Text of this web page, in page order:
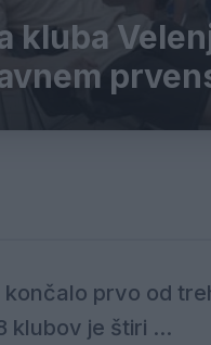
kluba
končalo prvo od
klubov je štiri ...